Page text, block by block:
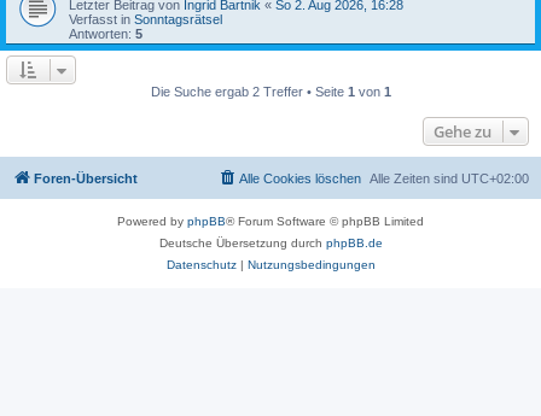
Letzter Beitrag von Ingrid Bartnik « So 2. Aug 2026, 16:28
Verfasst in Sonntagsrätsel
Antworten: 5
Die Suche ergab 2 Treffer • Seite 1 von 1
Gehe zu
Foren-Übersicht Alle Zeiten sind UTC+02:00
Alle Cookies löschen
Powered by phpBB® Forum Software © phpBB Limited
Deutsche Übersetzung durch phpBB.de
Datenschutz| Nutzungsbedingungen